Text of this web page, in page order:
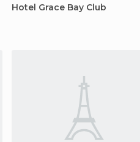
Hotel Grace Bay Club